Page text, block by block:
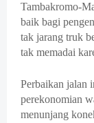
Tambakromo-
baik bagi
tak jarang truk
tak memadai
Perbaikan jalan
perekonomian
menunjang